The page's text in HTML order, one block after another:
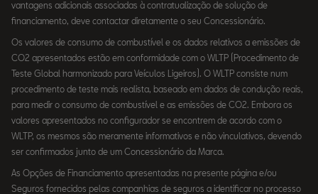
vantagens adicionais associadas à contratualização de solução de
financiamento, deve contactar diretamente o seu Concessionário.
Os valores de consumo de combustível e os dados relativos a emissões de
CO2 apresentados estão em conformidade com o WLTP (Procedimento de
Teste Global harmonizado para Veículos Ligeiros). O WLTP consiste num
procedimento de teste mais realista, baseado em dados de condução reais,
para medir o consumo de combustível e as emissões de CO2. Embora os
valores apresentados no configurador se encontrem de acordo com o
WLTP, os mesmos são meramente informativos e não vinculativos, devendo
ser confirmados junto de um Concessionário da Marca.
As Opções de Financiamento apresentadas na presente página e/ou
Seguros fornecidos pelas companhias de seguros a identificar no processo